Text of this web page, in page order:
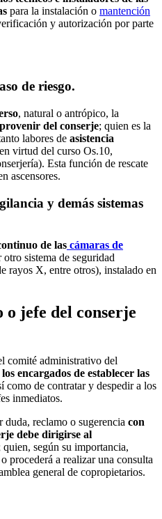
para la instalación o mantención
y autorización por parte
de riesgo.
, natural o antrópico, la
del conserje; quien es la
labores de asistencia
virtud del curso Os.10,
Esta función de rescate
ascensores.
y demás sistemas
de las cámaras de
sistema de seguridad
rayos X, entre otros), instalado en
o jefe del conserje
comité administrativo del
los encargados de establecer las
como de contratar y despedir a los
inmediatos.
reclamo o sugerencia con
debe dirigirse al
quien, según su importancia,
procederá a realizar una consulta
general de copropietarios.